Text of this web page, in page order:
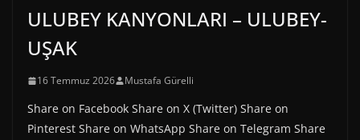
ULUBEY KANYONLARI – ULUBEY-
UŞAK
16 Temmuz 2026 Mustafa Gürelli
Share on Facebook Share on X (Twitter) Share on
Pinterest Share on WhatsApp Share on Telegram Share